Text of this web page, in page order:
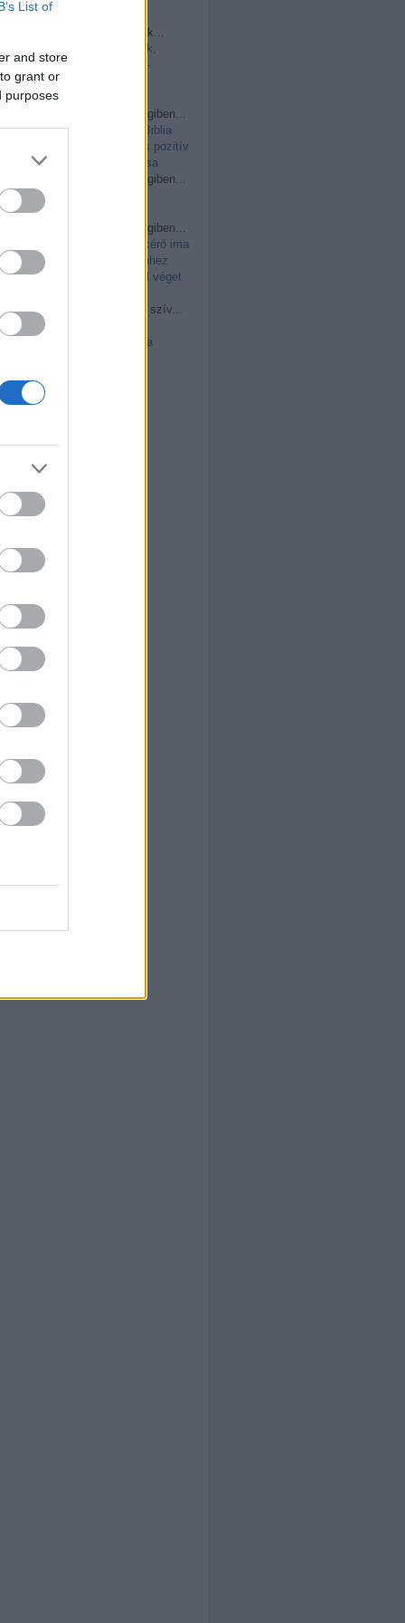
List of
and store
grant or
purposes
Friss topikok
Ellopott k...
Nők,
feminizmus, anyaság –
védőbeszéd a valódi
szabadság mellett
Nemrégiben...
(2026.05.11. 14:48
A Biblia
történeti hitelessége és pozitív
tartalma: Isten intimitása
Nemrégiben...
2026.05.11. 14:46
Szerzetesek imája
Nemrégiben...
A kérő ima
természetéről: ha Istenhez
fohászkodunk, azonnal véget
csilla vargáné:
Nehéz szív...
2026.02.12. 15:37
aszketika és a misztika
fontosságáról